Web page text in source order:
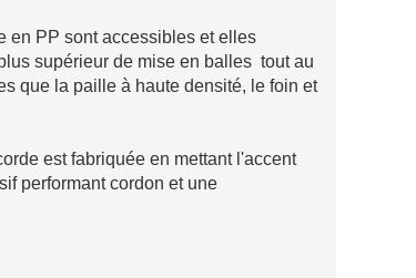
en PP sont accessibles et elles
supérieur de mise en balles tout au
que la paille à haute densité, le foin et
est fabriquée en mettant l'accent
performant cordon et une